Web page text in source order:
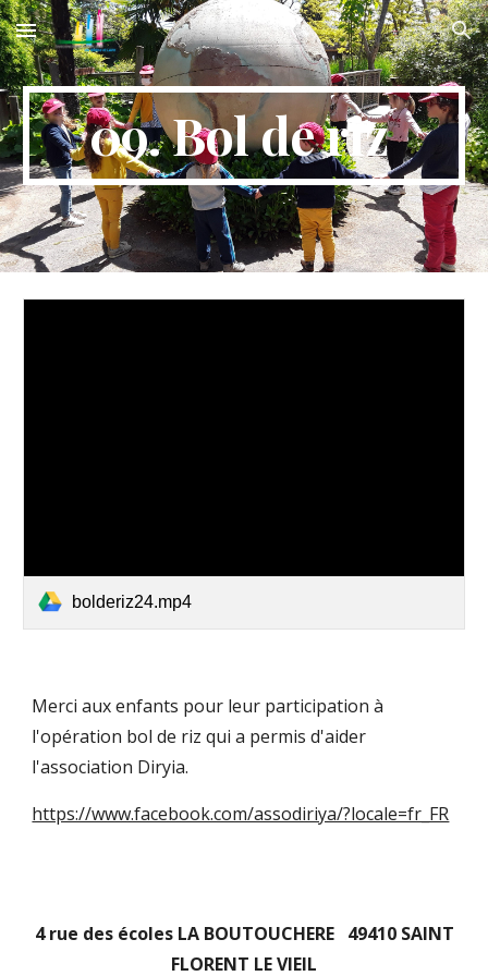
Skip to main content Skip to navigation
09. Bol de riz
bolderiz24.mp4
Merci aux enfants pour leur participation à
l'opération bol de riz qui a permis d'aider
l'association Diryia.
https://www.facebook.com/assodiriya/?locale=fr_FR
4 rue des écoles LA BOUTOUCHERE 49410 SAINT
FLORENT LE VIEIL